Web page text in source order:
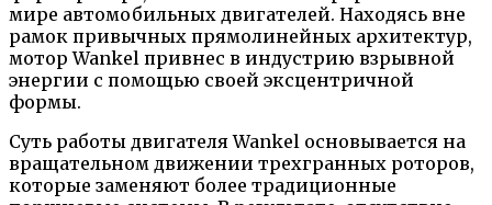
мире автомобильных двигателей. Находясь вне
рамок привычных прямолинейных архитектур,
мотор Wankel привнес в индустрию взрывной
энергии с помощью своей эксцентричной
формы.
Суть работы двигателя Wankel основывается на
вращательном движении трехгранных роторов,
которые заменяют более традиционные